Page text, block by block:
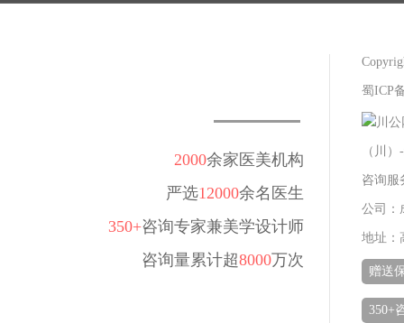
2000余家医美机构
严选12000余名医生
350+咨询专家兼美学设计师
咨询量累计超8000万次
蜀ICP
川公
（川
咨询服
公司：
地址：
赠送
350+